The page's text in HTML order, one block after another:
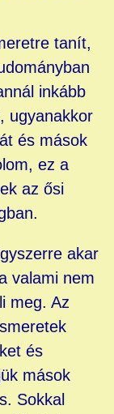
tanít,
inkább
ugyanakkor
és mások
ez a
az ősi
akar
valami nem
meg. Az
és
mások
Sokkal